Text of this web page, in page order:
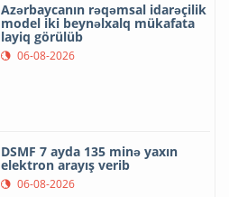
Azərbaycanın rəqəmsal idarəçilik
model iki beynəlxalq mükafata
layiq görülüb
06-08-2026
DSMF 7 ayda 135 minə yaxın
elektron arayış verib
06-08-2026